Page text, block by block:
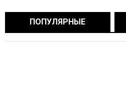
ПОПУЛЯРНЫЕ